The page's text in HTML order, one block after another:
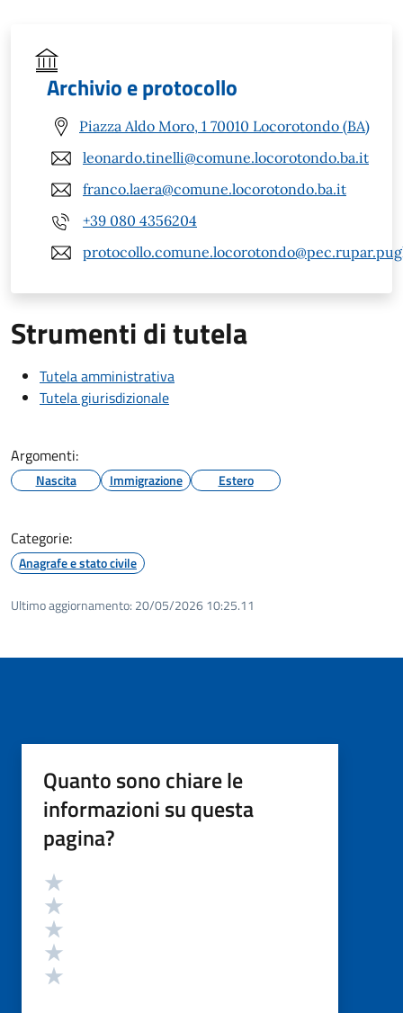
Archivio e protocollo
Piazza Aldo Moro, 1 70010 Locorotondo (BA)
leonardo.tinelli@comune.locorotondo.ba.it
franco.laera@comune.locorotondo.ba.it
+39 080 4356204
Strumenti di tutela
Tutela amministrativa
Tutela giurisdizionale
Argomenti:
Nascita Immigrazione Estero
Categorie:
Anagrafe e stato civile
Ultimo aggiornamento: 20/05/2026 10:25.11
Quanto sono chiare le
informazioni su questa
pagina?
Valutazione